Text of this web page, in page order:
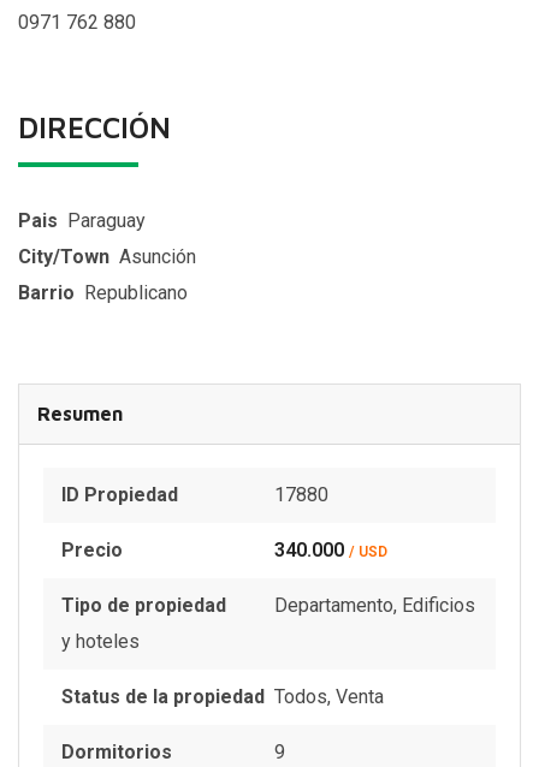
0971 762 880
DIRECCIÓN
Pais Paraguay
City/Town Asunción
Barrio Republicano
Resumen
ID Propiedad 17880
Precio 340.000 / USD
Tipo de propiedad Departamento, Edificios
y hoteles
Status de la propiedad Todos, Venta
Dormitorios 9